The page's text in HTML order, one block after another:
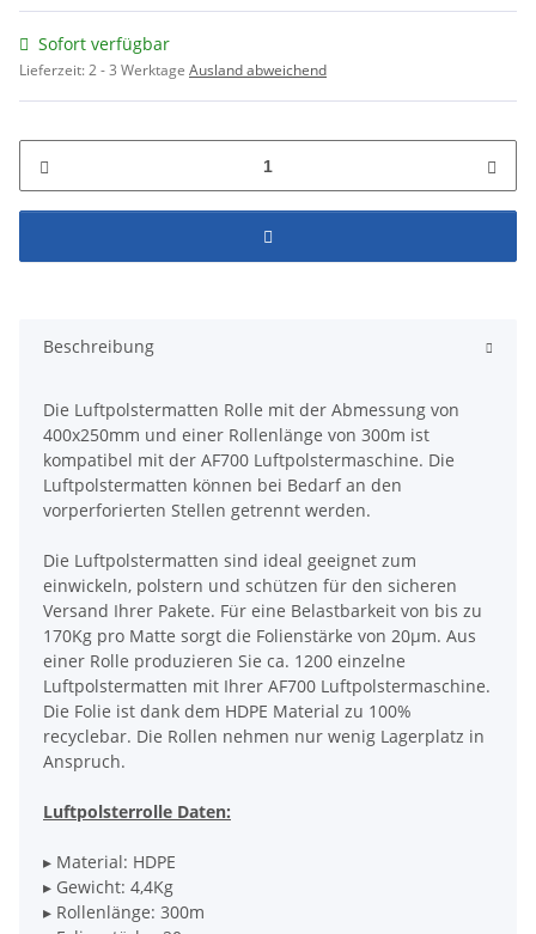
Sofort verfügbar
Lieferzeit:2 - 3 Werktage Ausland abweichend
Beschreibung
Die Luftpolstermatten Rolle mit der Abmessung von
400x250mm und einer Rollenlänge von 300m ist
kompatibel mit der AF700 Luftpolstermaschine. Die
Luftpolstermatten können bei Bedarf an den
vorperforierten Stellen getrennt werden.
Die Luftpolstermatten sind ideal geeignet zum
einwickeln, polstern und schützen für den sicheren
Versand Ihrer Pakete. Für eine Belastbarkeit von bis zu
170Kg pro Matte sorgt die Folienstärke von 20µm. Aus
einer Rolle produzieren Sie ca. 1200 einzelne
Luftpolstermatten mit Ihrer AF700 Luftpolstermaschine.
Die Folie ist dank dem HDPE Material zu 100%
recyclebar. Die Rollen nehmen nur wenig Lagerplatz in
Anspruch.
Luftpolsterrolle Daten:
▸ Material: HDPE
▸ Gewicht: 4,4Kg
▸ Rollenlänge: 300m